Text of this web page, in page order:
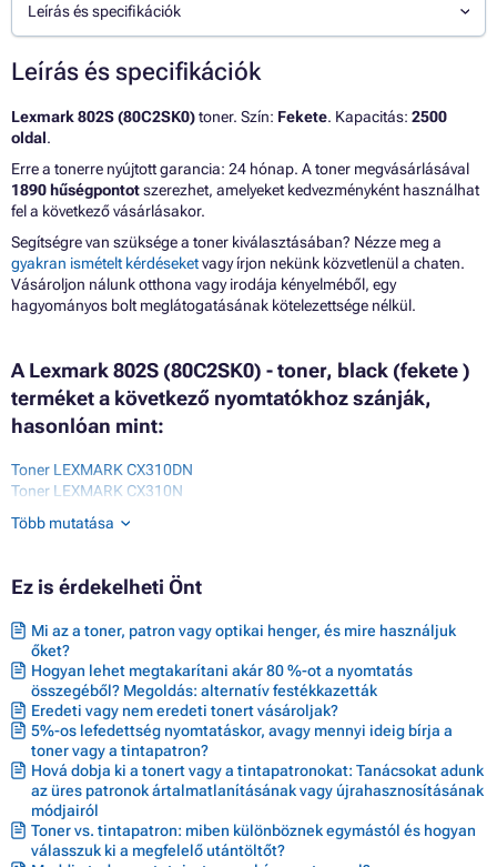
Leírás és specifikációk
Leírás és specifikációk
Lexmark 802S (80C2SK0)toner. Szín: Fekete. Kapacitás: 2500
oldal.
Erre a tonerre nyújtott garancia: 24 hónap. A toner megvásárlásával
1890 hűségpontotszerezhet, amelyeket kedvezményként használhat
fel a következő vásárlásakor.
Segítségre van szüksége a toner kiválasztásában? Nézze meg a
gyakran ismételt kérdéseketvagy írjon nekünk közvetlenül a chaten.
Vásároljon nálunk otthona vagy irodája kényelméből, egy
hagyományos bolt meglátogatásának kötelezettsége nélkül.
A Lexmark 802S (80C2SK0) - toner, black (fekete )
terméket a következő nyomtatókhoz szánják,
hasonlóan mint:
Toner LEXMARK CX310DN
Toner LEXMARK CX310N
Toner LEXMARK CX410
Toner LEXMARK CX410DE
Toner LEXMARK CX410E
Toner LEXMARK CX510DE
Toner LEXMARK CX510DHE
Toner LEXMARK CX510DTHE
Több mutatása
Ez is érdekelheti Önt
Mi az a toner, patron vagy optikai henger, és mire használjuk
őket?
Hogyan lehet megtakarítani akár 80 %-ot a nyomtatás
összegéből? Megoldás: alternatív festékkazetták
Eredeti vagy nem eredeti tonert vásároljak?
5%-os lefedettség nyomtatáskor, avagy mennyi ideig bírja a
toner vagy a tintapatron?
Hová dobja ki a tonert vagy a tintapatronokat: Tanácsokat adunk
az üres patronok ártalmatlanításának vagy újrahasznosításának
módjairól
Toner vs. tintapatron: miben különböznek egymástól és hogyan
válasszuk ki a megfelelő utántöltőt?